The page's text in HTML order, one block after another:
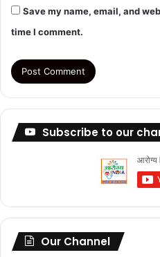
Save my name, email, and
time I comment.
Subscribe to our
Our Channel